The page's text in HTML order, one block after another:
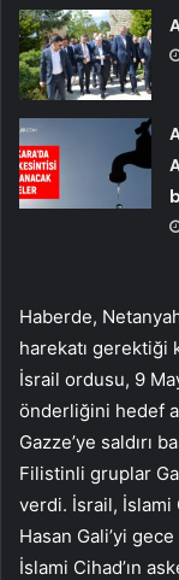
Haberde,
harekatı gerektiği
İsrail ordusu, 9
önderliğini hedef
Gazze’ye saldırı
Filistinli gruplar
verdi. İsrail, İslami
Hasan Gali’yi
İslami Cihad’ın